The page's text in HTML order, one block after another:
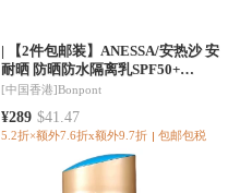
|
【2件包邮装】ANESSA/安热沙 安
耐晒 防晒防水隔离乳SPF50+
90ml*2（新款）
[中国香港]Bonpont
¥289 $41.47
5.2折×额外7.6折x额外9.7折 包邮包税